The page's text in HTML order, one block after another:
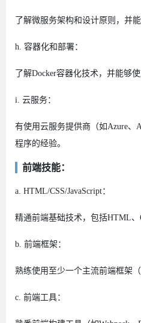
了解微服务架构和设计原则，并
h. 容器化和部署：
了解Docker容器化技术，并能够
i. 云服务：
有使用云服务提供商（如Azure、
程序的经验。
前端技能：
a. HTML/CSS/JavaScript：
精通前端基础技术，包括HTML、
b. 前端框架：
熟练使用至少一个主流前端框架（
c. 前端工具：